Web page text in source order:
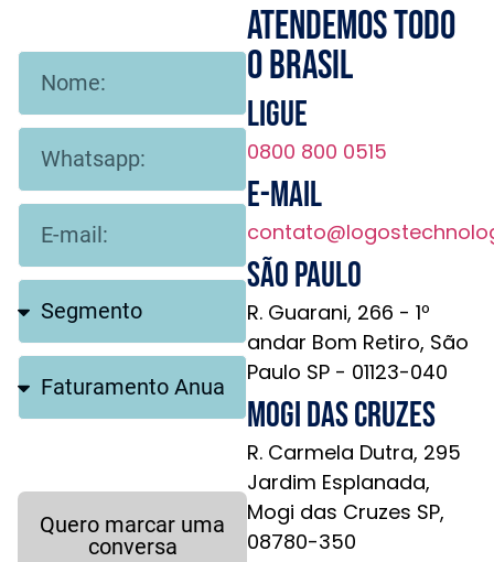
Quero marcar uma
conversa
Atendemos todo
o brasil
Ligue
0800 800 0515
E-mail
São Paulo
R. Guarani, 266 - 1º
andar Bom Retiro, São
Paulo SP - 01123-040
Mogi das Cruzes
R. Carmela Dutra, 295
Jardim Esplanada,
Mogi das Cruzes SP,
08780-350